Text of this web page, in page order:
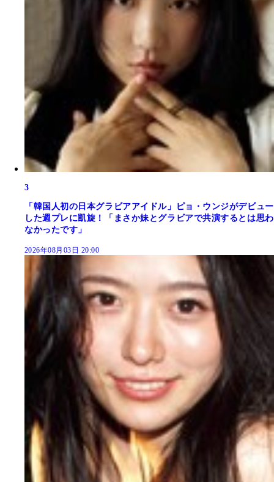
3
「韓国人初の日本グラビアアイドル」ピョ・ウンジがデビュー
した週プレに凱旋！「まさか妹とグラビアで共演するとは思わ
なかったです」
2026年08月03日 20:00